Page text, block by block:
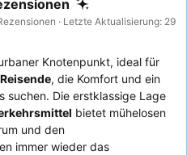
· Letzte Aktualisierung: 29
Knotenpunkt, ideal für
, die Komfort und ein
suchen. Die erstklassige Lage
bietet mühelosen
und den
immer wieder das